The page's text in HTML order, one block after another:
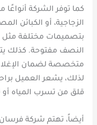
كما توفر الشركة أنواعًا
الزجاجية، أو الكبائن
بتصميمات مختلفة مثل
النصف مفتوحة. كذلك
متخصصة لضمان
لذلك، يشعر العميل
قلق من تسرب المياه أو
أيضاً، تهتم شركة فرسان